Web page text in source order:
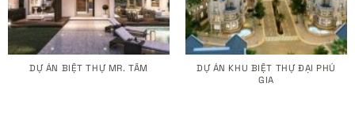
DỰ ÁN BIỆT THỰ MR. TÂM
DỰ ÁN KHU BIỆT THỰ ĐẠI PHÚ
GIA